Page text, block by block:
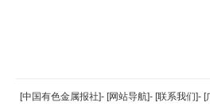
返回顶部
[中国有色金属报社]- [网站导航]- [联系我们]- [